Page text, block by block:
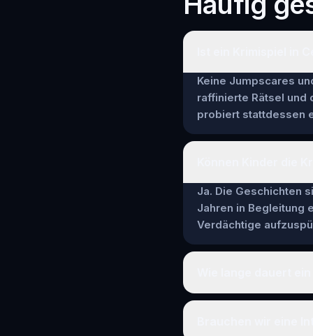
Keine Jumpscares
raffinierte Rätsel und
probiert stattdessen
Ja. Die Geschichten
Jahren in Begleitung
Verdächtige